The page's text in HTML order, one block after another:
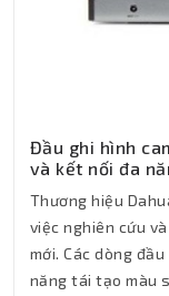
Đầu ghi hình
và kết nối đa
Thương hiệu
việc nghiên cứu
mới. Các dòng
năng tái tạo màu